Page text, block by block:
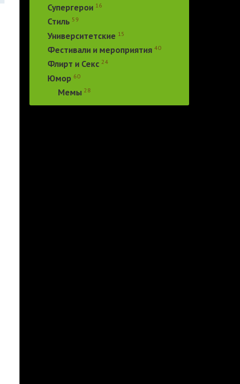
Супергерои 16
Стиль 59
Университетские 15
Фестивали и мероприятия 40
Флирт и Секс 24
Юмор 60
Мемы 28